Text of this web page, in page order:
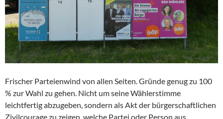
Frischer Parteienwind von allen Seiten. Gründe genug zu 100
% zur Wahl zu gehen. Nicht um seine Wählerstimme
leichtfertig abzugeben, sondern als Akt der bürgerschaftlichen
Zivilcourage zu zeigen, welche Partei oder Person aus